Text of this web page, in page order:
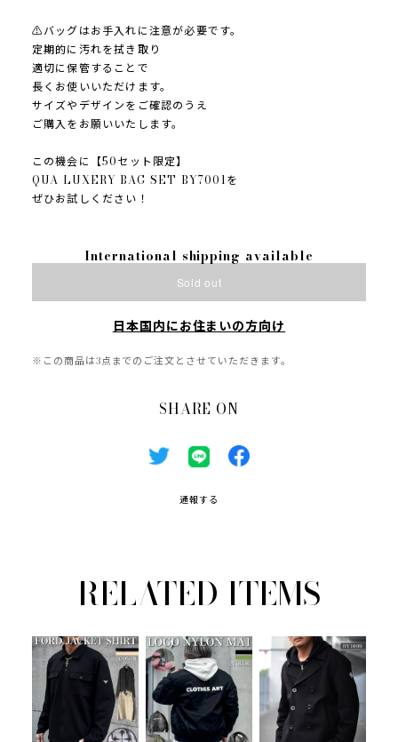
⚠️バッグはお手入れに注意が必要です。
定期的に汚れを拭き取り
適切に保管することで
長くお使いいただけます。
サイズやデザインをご確認のうえ
ご購入をお願いいたします。
この機会に【50セット限定】
QUA LUXERY BAG SET BY7001を
ぜひお試しください！
International shipping available
Sold out
日本国内にお住まいの方向け
※この商品は3点までのご注文とさせていただきます。
SHARE ON
通報する
RELATED ITEMS